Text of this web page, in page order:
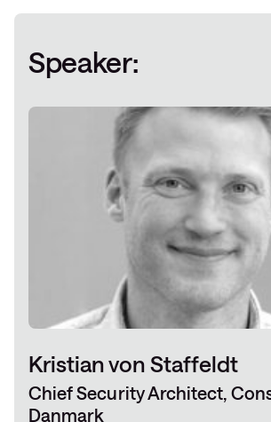
Speaker:
Kristian von Staffeldt
Chief Security Architect,
Danmark